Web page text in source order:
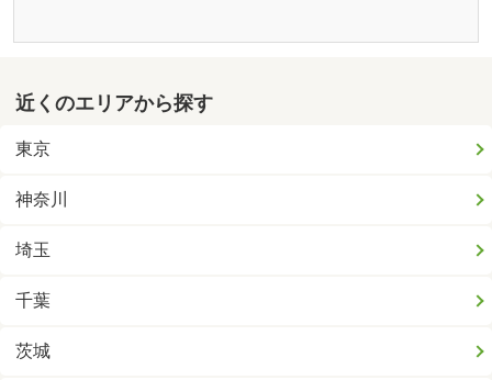
近くのエリアから探す
東京
神奈川
埼玉
千葉
茨城